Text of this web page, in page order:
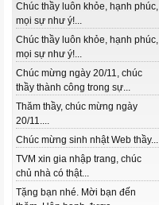
Chúc thầy luôn khỏe, hạnh phúc,
mọi sự như ý!...
Chúc thầy luôn khỏe, hạnh phúc,
mọi sự như ý!...
Chúc mừng ngày 20/11, chúc
thầy thành công trong sự...
Thăm thầy, chúc mừng ngày
20/11....
Chúc mừng sinh nhật Web thầy...
TVM xin gia nhập trang, chúc
chủ nhà có thật...
Tặng bạn nhé. Mời bạn đến